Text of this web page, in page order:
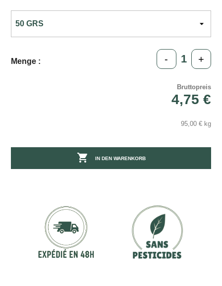
Menge : - +
Bruttopreis
4,75 €
95,00 € kg
 IN DEN WARENKORB